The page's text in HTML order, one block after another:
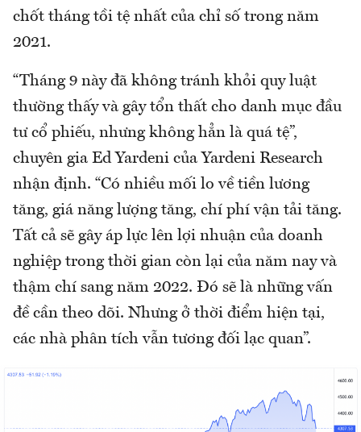
chốt tháng tồi tệ nhất của chỉ số trong năm
2021.
“Tháng 9 này đã không tránh khỏi quy luật
thường thấy và gây tổn thất cho danh mục đầu
tư cổ phiếu, nhưng không hẳn là quá tệ”,
chuyên gia Ed Yardeni của Yardeni Research
nhận định. “Có nhiều mối lo về tiền lương
tăng, giá năng lượng tăng, chí phí vận tải tăng.
Tất cả sẽ gây áp lực lên lợi nhuận của doanh
nghiệp trong thời gian còn lại của năm nay và
thậm chí sang năm 2022. Đó sẽ là những vấn
đề cần theo dõi. Nhưng ở thời điểm hiện tại,
các nhà phân tích vẫn tương đối lạc quan”.